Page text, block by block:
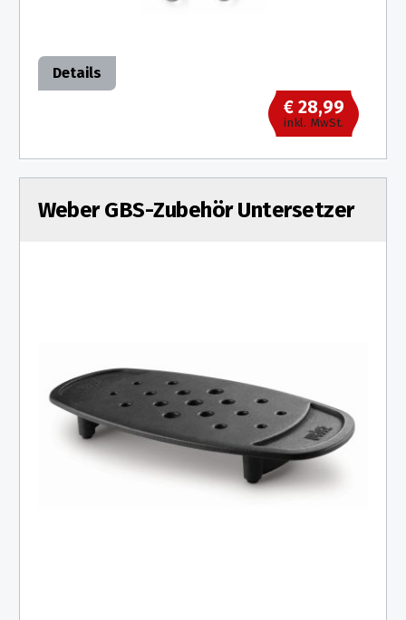
Details
€ 28,99
inkl. MwSt.
Weber GBS-Zubehör Untersetzer